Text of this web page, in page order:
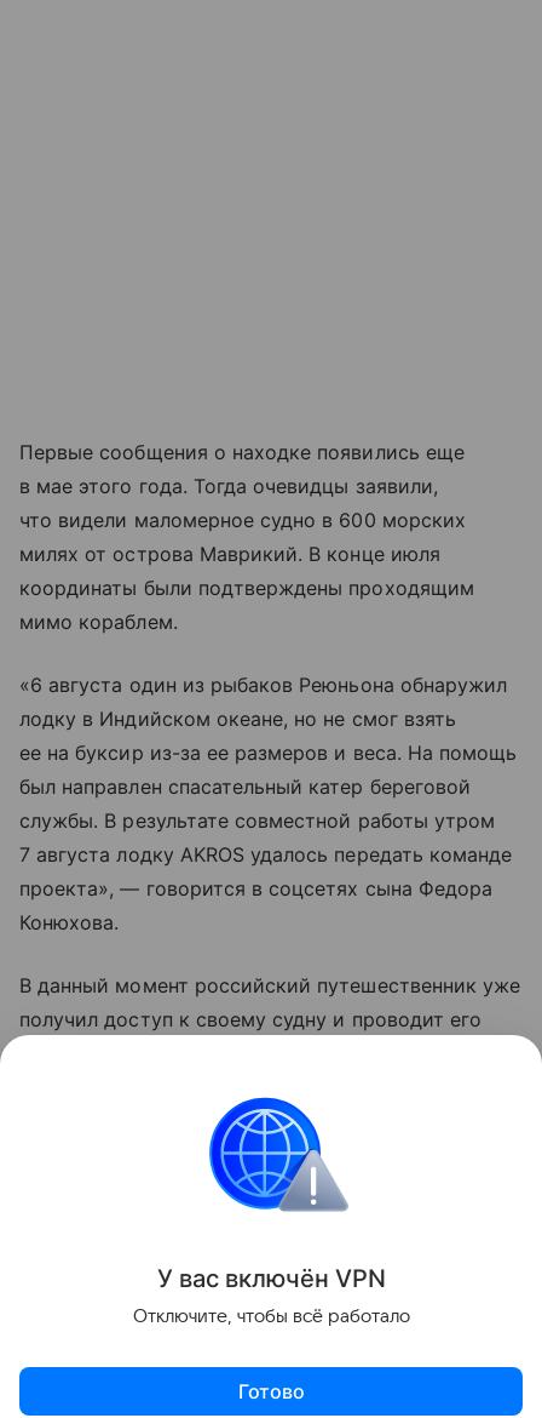
Первые сообщения о находке появились еще
в мае этого года. Тогда очевидцы заявили,
что видели маломерное судно в 600 морских
милях от острова Маврикий. В конце июля
координаты были подтверждены проходящим
мимо кораблем.
«6 августа один из рыбаков Реюньона обнаружил
лодку в Индийском океане, но не смог взять
ее на буксир из-за ее размеров и веса. На помощь
был направлен спасательный катер береговой
службы. В результате совместной работы утром
7 августа лодку AKROS удалось передать команде
проекта», — говорится в соцсетях сына Федора
Конюхова.
В данный момент российский путешественник уже
получил доступ к своему судну и проводит его
Знаменитости Туризм
Поделиться
У вас включён VPN
Отключите, чтобы всё работало
Готово